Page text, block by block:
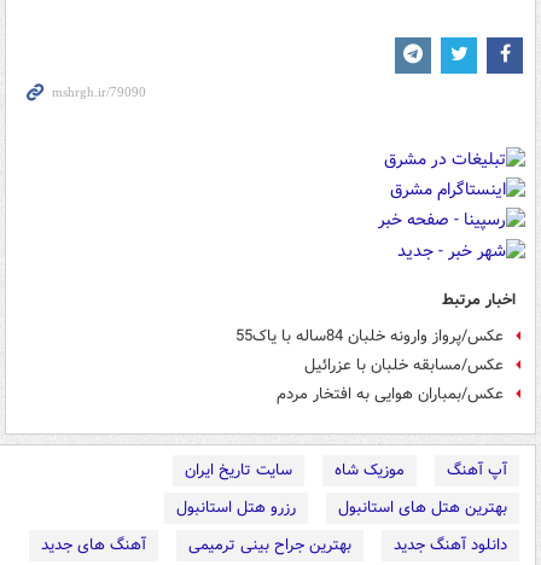
اخبار مرتبط
عکس/پرواز وارونه خلبان 84ساله با یاک55
عکس/مسابقه خلبان با عزرائیل
عکس/بمباران هوایی به افتخار مردم
آپ آهنگ موزیک شاه
سایت تاریخ ایران
بهترین هتل های استانبول
رزرو هتل استانبول
دانلود آهنگ جدید
بهترین جراح بینی ترمیمی
آهنگ های جدید